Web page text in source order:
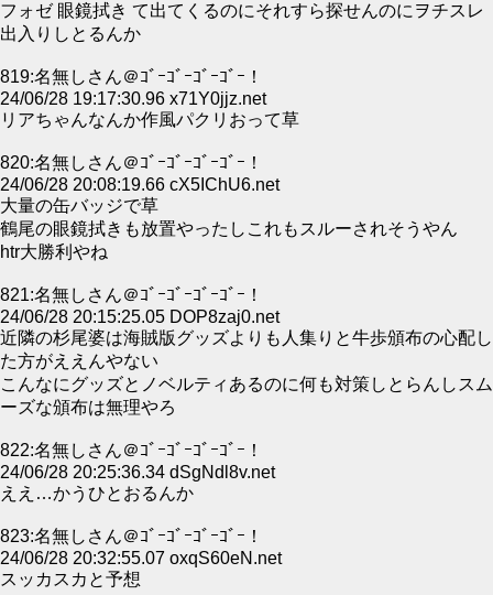
フォゼ 眼鏡拭き て出てくるのにそれすら探せんのにヲチスレ
出入りしとるんか
819:名無しさん＠ｺﾞｰｺﾞｰｺﾞｰｺﾞｰ！
24/06/28 19:17:30.96 x71Y0jjz.net
リアちゃんなんか作風パクリおって草
820:名無しさん＠ｺﾞｰｺﾞｰｺﾞｰｺﾞｰ！
24/06/28 20:08:19.66 cX5IChU6.net
大量の缶バッジで草
鶴尾の眼鏡拭きも放置やったしこれもスルーされそうやん
htr大勝利やね
821:名無しさん＠ｺﾞｰｺﾞｰｺﾞｰｺﾞｰ！
24/06/28 20:15:25.05 DOP8zaj0.net
近隣の杉尾婆は海賊版グッズよりも人集りと牛歩頒布の心配し
た方がええんやない
こんなにグッズとノベルティあるのに何も対策しとらんしスム
ーズな頒布は無理やろ
822:名無しさん＠ｺﾞｰｺﾞｰｺﾞｰｺﾞｰ！
24/06/28 20:25:36.34 dSgNdl8v.net
ええ…かうひとおるんか
823:名無しさん＠ｺﾞｰｺﾞｰｺﾞｰｺﾞｰ！
24/06/28 20:32:55.07 oxqS60eN.net
スッカスカと予想